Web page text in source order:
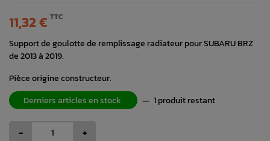
11,32 € TTC
Support de goulotte de remplissage radiateur pour SUBARU BRZ
de 2013 à 2019.
Pièce origine constructeur.
Derniers articles en stock
— 1 produit restant
- +